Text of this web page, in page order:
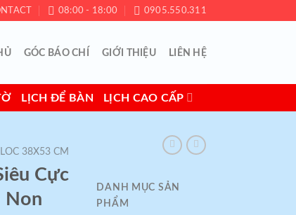
08:00 - 18:00 0905.550.311
GÓC BÁO CHÍ GIỚI THIỆU LIÊN HỆ
LỊCH ĐỂ BÀN LỊCH CAO CẤP
38X53 CM
Cực
Non
DANH MỤC SẢN
PHẨM